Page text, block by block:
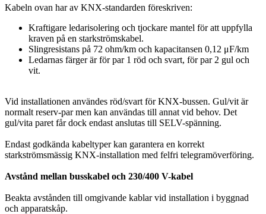
Kabeln ovan har av KNX-standarden föreskriven:
Kraftigare ledarisolering och tjockare mantel för att uppfylla
kraven på en starkströmskabel.
Slingresistans på 72 ohm/km och kapacitansen 0,12 μF/km
Ledarnas färger är för par 1 röd och svart, för par 2 gul och
vit.
Vid installationen användes röd/svart för KNX-bussen. Gul/vit är
normalt reserv-par men kan användas till annat vid behov. Det
gul/vita paret får dock endast anslutas till SELV-spänning.
Endast godkända kabeltyper kan garantera en korrekt
starkströmsmässig KNX-installation med felfri telegramöverföring.
Avstånd mellan busskabel och 230/400 V-kabel
Beakta avstånden till omgivande kablar vid installation i byggnad
och apparatskåp.